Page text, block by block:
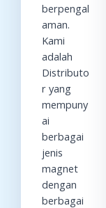
berpengal
aman.
Kami
adalah
Distributo
r yang
mempuny
ai
berbagai
jenis
magnet
dengan
berbagai